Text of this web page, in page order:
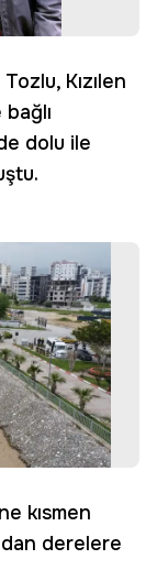
Kızılen
dolu ile
kısmen
derelere